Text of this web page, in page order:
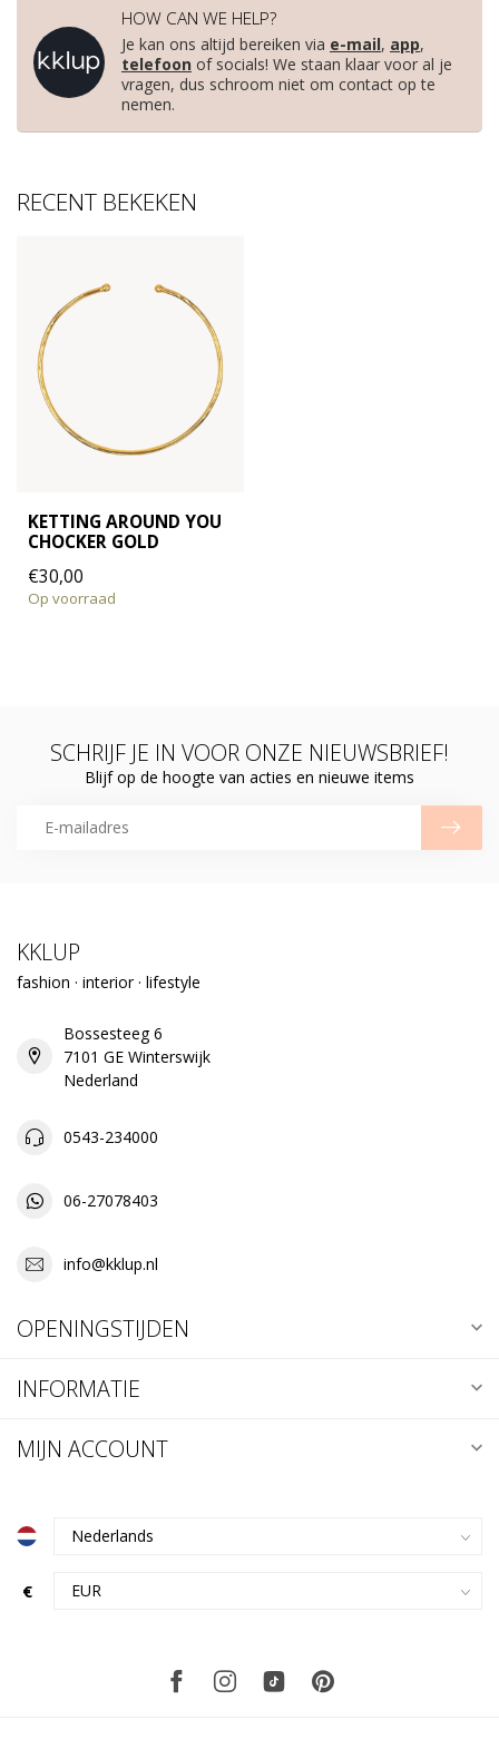
HOW CAN WE HELP?
Je kan ons altijd bereiken via e-mail, app,
telefoon of socials! We staan klaar voor al je
vragen, dus schroom niet om contact op te
nemen.
RECENT BEKEKEN
KETTING AROUND YOU
CHOCKER GOLD
€30,00
Op voorraad
SCHRIJF JE IN VOOR ONZE NIEUWSBRIEF!
Blijf op de hoogte van acties en nieuwe items
KKLUP
fashion · interior · lifestyle
Bossesteeg 6
7101 GE Winterswijk
Nederland
0543-234000
06-27078403
info@kklup.nl
OPENINGSTIJDEN
INFORMATIE
MIJN ACCOUNT
€